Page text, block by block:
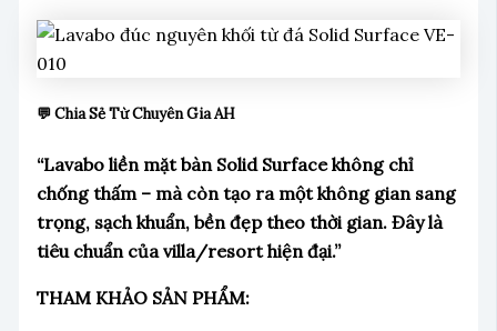
💬 Chia Sẻ Từ Chuyên Gia AH
“Lavabo liền mặt bàn Solid Surface không chỉ
chống thấm – mà còn tạo ra một không gian sang
trọng, sạch khuẩn, bền đẹp theo thời gian. Đây là
tiêu chuẩn của villa/resort hiện đại.”
THAM KHẢO SẢN PHẨM: